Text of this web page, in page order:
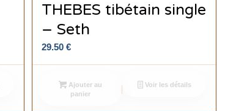
THEBES tibétain single
– Seth
29.50€
Ajouter au
panier
Voir les détails